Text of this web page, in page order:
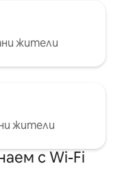
жители
жители
с Wi-Fi